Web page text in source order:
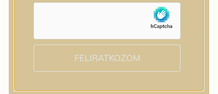
Érzékeny bőr
FakóságFELIRATKOZOM